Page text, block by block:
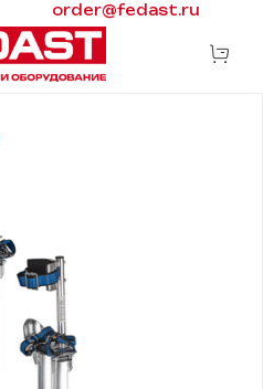
order@fedast.ru